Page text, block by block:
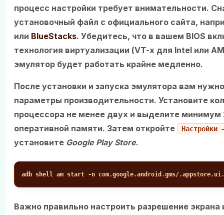
процесс настройки требует внимательности.
установочный файл с официального сайта,
или BlueStacks. Убедитесь, что в вашем BIOS
технология виртуализации (VT-x для Intel или
эмулятор будет работать крайне медленно.
После установки и запуска эмулятора вам
параметры производительности. Установите
процессора не менее двух и выделите минимум
оперативной памяти. Затем откройте
Настройки
установите Google Play Store.
adb shell am start -n com.google.android.gms/
Важно правильно настроить разрешение экрана